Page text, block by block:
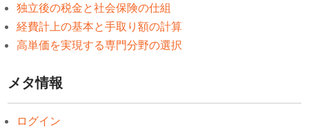
独立後の税金と社会保険の仕組
経費計上の基本と手取り額の計算
高単価を実現する専門分野の選択
メタ情報
ログイン